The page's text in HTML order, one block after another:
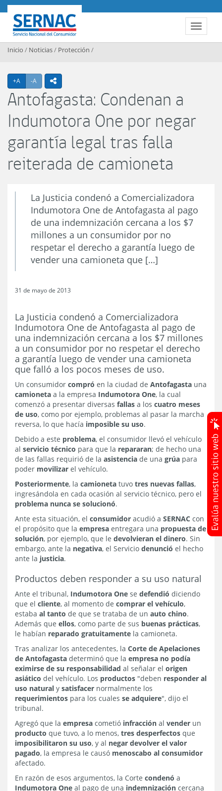
Contenido principal
Toggle
SERNAC
Inicio / Noticias/ Protección /
+A Agrandar texto
-A Achicar textoicono compartir
Antofagasta: Condenan a
Indumotora One por negar
garantía legal tras falla
reiterada de camioneta
La Justicia condenó a Comercializadora
Indumotora One de Antofagasta al pago
de una indemnización cercana a los $7
millones a un consumidor por no
respetar el derecho a garantía luego de
vender una camioneta que […]
31 de mayo de 2013
La Justicia condenó a Comercializadora
Indumotora One de Antofagasta al pago de
una indemnización cercana a los $7 millones
a un consumidor por no respetar el derecho
a garantía luego de vender una camioneta
que falló a los pocos meses de uso.
Un consumidor compró en la ciudad de Antofagasta una
camioneta a la empresa Indumotora One, la cual
comenzó a presentar diversas fallas a los cuatro meses
de uso, como por ejemplo, problemas al pasar la marcha
reversa, lo que hacía imposible su uso.
Debido a este problema, el consumidor llevó el vehículo
al servicio técnico para que la repararan; de hecho una
de las fallas requirió de la asistencia de una grúa para
poder movilizar el vehículo.
Posteriormente, la camioneta tuvo tres nuevas fallas,
ingresándola en cada ocasión al servicio técnico, pero el
problema nunca se solucionó.
Ante esta situación, el consumidor acudió a SERNAC con
el propósito que la empresa entregara una propuesta de
solución, por ejemplo, que le devolvieran el dinero. Sin
embargo, ante la negativa, el Servicio denunció el hecho
ante la justicia.
Productos deben responder a su uso natural
Ante el tribunal, Indumotora One se defendió diciendo
que el cliente, al momento de comprar el vehículo,
estaba al tanto de que se trataba de un auto chino.
Además que ellos, como parte de sus buenas prácticas,
le habían reparado gratuitamente la camioneta.
Tras analizar los antecedentes, la Corte de Apelaciones
de Antofagasta determinó que la empresa no podía
eximirse de su responsabilidad al señalar el origen
asiático del vehículo. Los productos "deben responder al
uso natural y satisfacer normalmente los
requerimientos para los cuales se adquiere", dijo el
tribunal.
Agregó que la empresa cometió infracción al vender un
producto que tuvo, a lo menos, tres desperfectos que
imposibilitaron su uso, y al negar devolver el valor
pagado, la empresa le causó menoscabo al consumidor
afectado.
En razón de esos argumentos, la Corte condenó a
Indumotora One al pago de una indemnización cercana